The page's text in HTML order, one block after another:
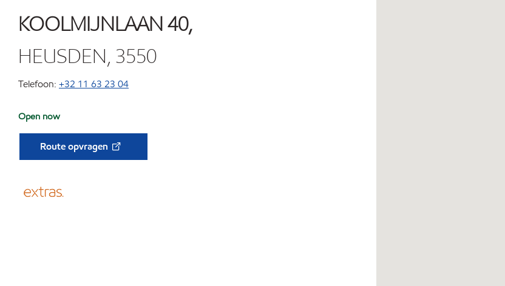
KOOLMIJNLAAN 40,
HEUSDEN, 3550
Telefoon: +32 11 63 23 04
Open now
Route opvragen